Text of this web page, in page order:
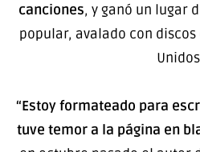
canciones, y ganó un lugar
popular, avalado con discos
“Estoy formateado para
tuve temor a la página en